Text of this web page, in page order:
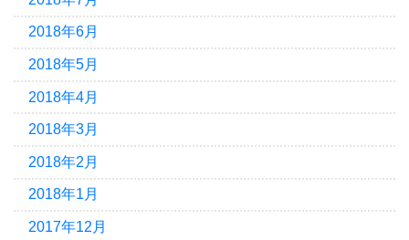
2018年6月
2018年5月
2018年4月
2018年3月
2018年2月
2018年1月
2017年12月